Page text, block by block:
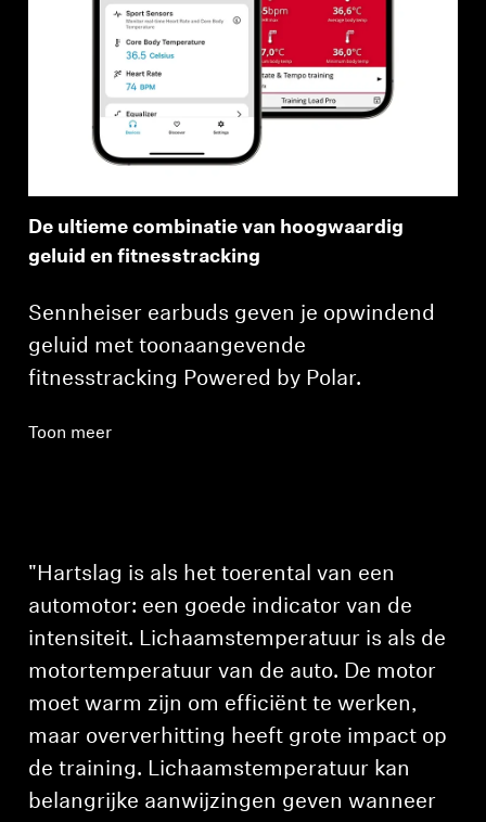
De ultieme combinatie van hoogwaardig
geluid en fitnesstracking
Sennheiser earbuds geven je opwindend
geluid met toonaangevende
fitnesstracking Powered by Polar.
Toon meer
"Hartslag is als het toerental van een
automotor: een goede indicator van de
intensiteit. Lichaamstemperatuur is als de
motortemperatuur van de auto. De motor
moet warm zijn om efficiënt te werken,
maar oververhitting heeft grote impact op
de training. Lichaamstemperatuur kan
belangrijke aanwijzingen geven wanneer
verlanglijst toe te voegen en uw eerder
Login